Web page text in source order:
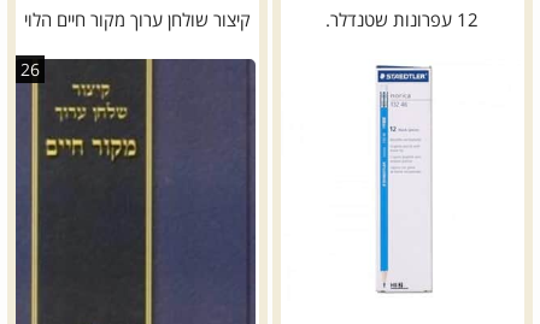
12 עפרונות שטנדלר. קיצור שולחן ערוך מקור חיים הלוי
26